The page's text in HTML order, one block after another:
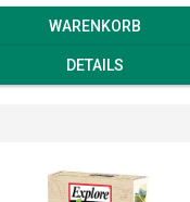
WARENKORB
DETAILS